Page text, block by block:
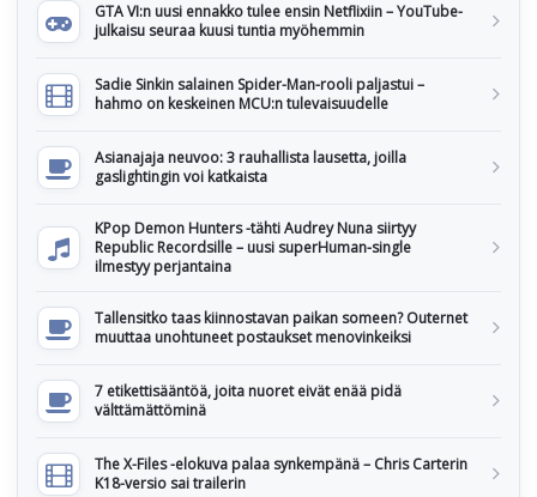
GTA VI:n uusi ennakko tulee ensin Netflixiin – YouTube-
julkaisu seuraa kuusi tuntia myöhemmin
Sadie Sinkin salainen Spider-Man-rooli paljastui –
hahmo on keskeinen MCU:n tulevaisuudelle
Asianajaja neuvoo: 3 rauhallista lausetta, joilla
gaslightingin voi katkaista
KPop Demon Hunters -tähti Audrey Nuna siirtyy
Republic Recordsille – uusi superHuman-single
ilmestyy perjantaina
Tallensitko taas kiinnostavan paikan someen? Outernet
muuttaa unohtuneet postaukset menovinkeiksi
7 etikettisääntöä, joita nuoret eivät enää pidä
välttämättöminä
The X-Files -elokuva palaa synkempänä – Chris Carterin
K18-versio sai trailerin